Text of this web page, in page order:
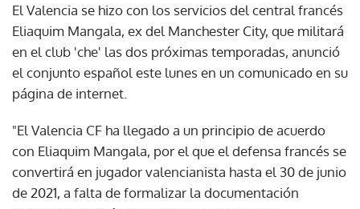
El Valencia se hizo con los servicios del central francés
Eliaquim Mangala, ex del Manchester City, que militará
en el club 'che' las dos próximas temporadas, anunció
el conjunto español este lunes en un comunicado en su
página de internet.
"El Valencia CF ha llegado a un principio de acuerdo
con Eliaquim Mangala, por el que el defensa francés se
convertirá en jugador valencianista hasta el 30 de junio
de 2021, a falta de formalizar la documentación